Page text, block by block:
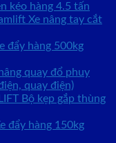
kéo hàng 4.5 tấn
Xe nâng tay cắt
đẩy hàng 500kg
quay đổ phuy
quay điện)
Bộ kẹp gắp thùng
đẩy hàng 150kg